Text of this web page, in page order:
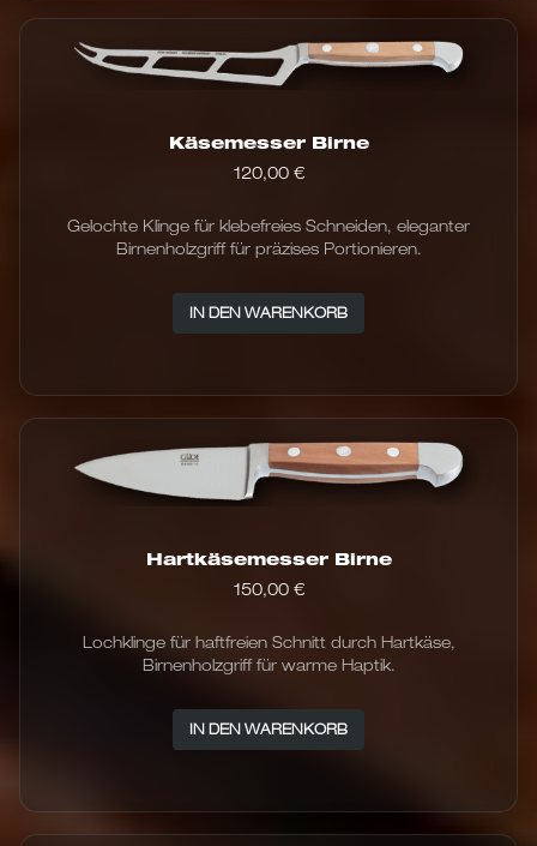
Käsemesser Birne
120,00 €
Gelochte Klinge für klebefreies Schneiden, eleganter
Birnenholzgriff für präzises Portionieren.
IN DEN WARENKORB
Hartkäsemesser Birne
150,00 €
Lochklinge für haftfreien Schnitt durch Hartkäse,
Birnenholzgriff für warme Haptik.
IN DEN WARENKORB